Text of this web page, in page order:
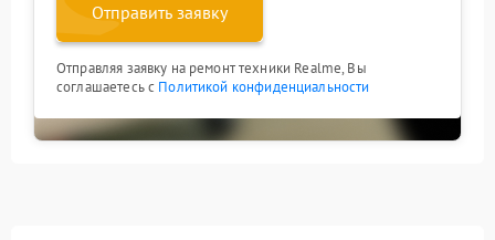
Отправить заявку
Отправляя заявку на ремонт техники Realme, Вы
соглашаетесь с Политикой конфиденциальности